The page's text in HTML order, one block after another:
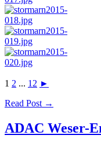
1 2 ... 12 ►
Read Post →
ADAC Weser-